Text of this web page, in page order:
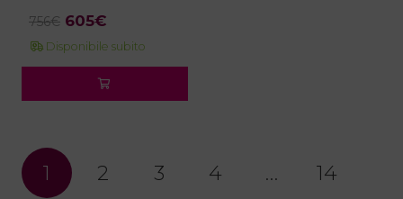
756€ Il
prezzo
756€.
605€
prezzo
è:
605€.
Disponibile subito
1 2 3 4 … 14